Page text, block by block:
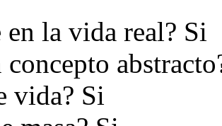
en la vida real? Si
concepto
vida? Si